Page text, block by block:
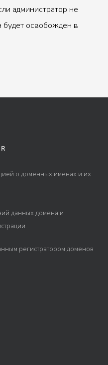
администратор не
будет освобожден в
о доменных именах и их
данных домена и
регистратором доменов